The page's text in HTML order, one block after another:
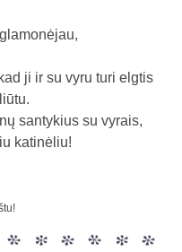
ji ir su vyru turi elgtis
santykius su vyrais,
katinėliu!